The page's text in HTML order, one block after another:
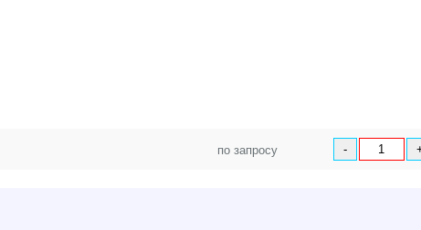
по запросу -